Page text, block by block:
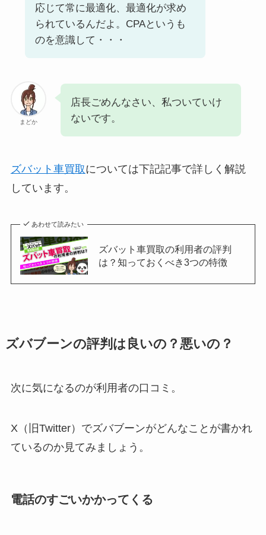
応じて常に最適化、最適化が求め
られているんだよ。CPAというも
のを意識して・・・
まどか
店長ごめんなさい、私ついていけ
ないです。
ズバット車買取については下記記事で詳しく解説
しています。
あわせて読みたい
ズバット車買取の利用者の評判
は？知っておくべき3つの特徴
ズバブーンの評判は良いの？悪いの？
次に気になるのが利用者の口コミ。
X（旧Twitter）でズバブーンがどんなことが書かれ
ているのか見てみましょう。
電話のすごいかかってくる